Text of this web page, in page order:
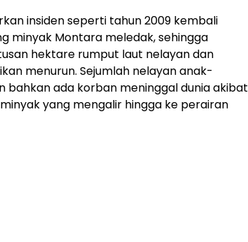
insiden seperti tahun 2009 kembali
minyak Montara meledak, sehingga
hektare rumput laut nelayan dan
menurun. Sejumlah nelayan anak-
bahkan ada korban meninggal dunia akibat
yang mengalir hingga ke perairan